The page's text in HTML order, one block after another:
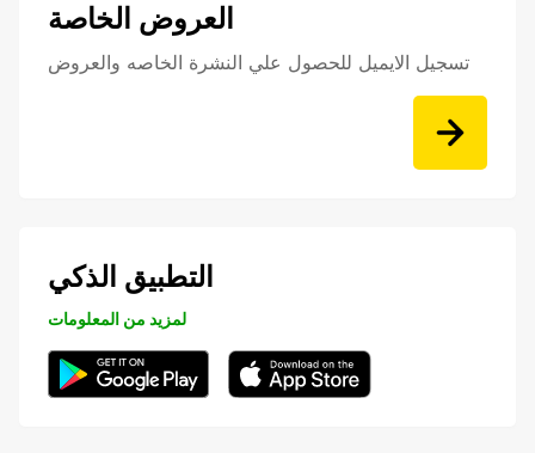
العروض الخاصة
تسجيل الايميل للحصول علي النشرة الخاصه والعروض
التطبيق الذكي
لمزيد من المعلومات